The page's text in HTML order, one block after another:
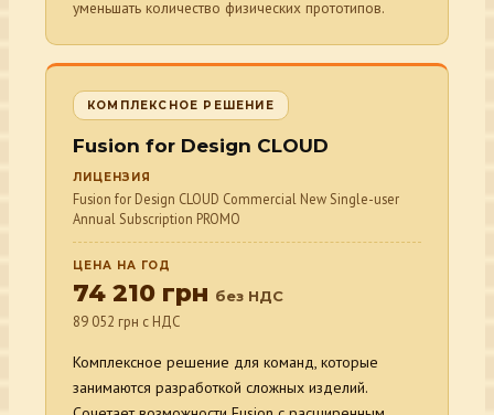
уменьшать количество физических прототипов.
КОМПЛЕКСНОЕ РЕШЕНИЕ
Fusion for Design CLOUD
ЛИЦЕНЗИЯ
Fusion for Design CLOUD Commercial New Single-user
Annual Subscription PROMO
ЦЕНА НА ГОД
74 210 грн без НДС
89 052 грн с НДС
Комплексное решение для команд, которые
занимаются разработкой сложных изделий.